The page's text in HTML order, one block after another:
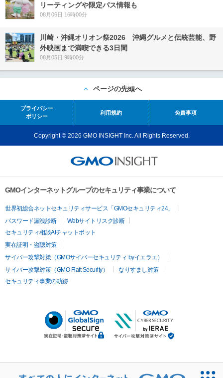
リーティングや限定パス情報も
08月06日 16時00分
川崎・沖縄オリオン祭2026 沖縄グルメと伝統芸能、野
外映画まで満喫できる3日間
08月05日 9時00分
ページの先頭へ
プライバシー
ポリシー
利用規約 免責事項
Copyright © 2026 GMO INSIGHT Inc. All Rights Reserved.
GMOインターネットグループのセキュリティ事業について
世界初総合ネットセキュリティサービス「GMOセキュリティ24」
パスワード漏洩診断
Webサイトリスク診断
セキュリティ相談AIチャットボット
実在証明・盗聴対策
サイバー攻撃対策（GMOサイバーセキュリティ byイエラエ）
サイバー攻撃対策（GMO Flatt Security）
なりすまし対策
セキュリティ事業の軌跡